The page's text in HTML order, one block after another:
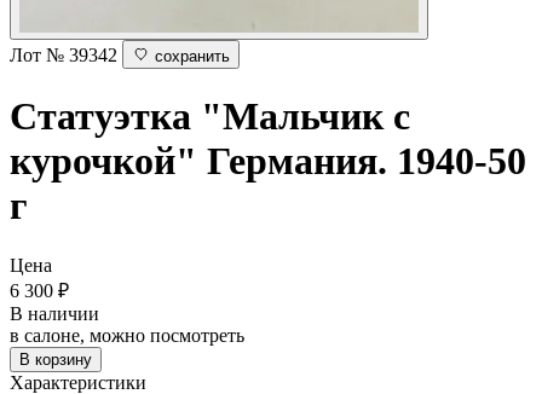
Лот № 39342 сохранить
Статуэтка "Мальчик с
курочкой" Германия. 1940-50
г
Цена
6 300 ₽
В наличии
в салоне, можно посмотреть
В корзину
Характеристики